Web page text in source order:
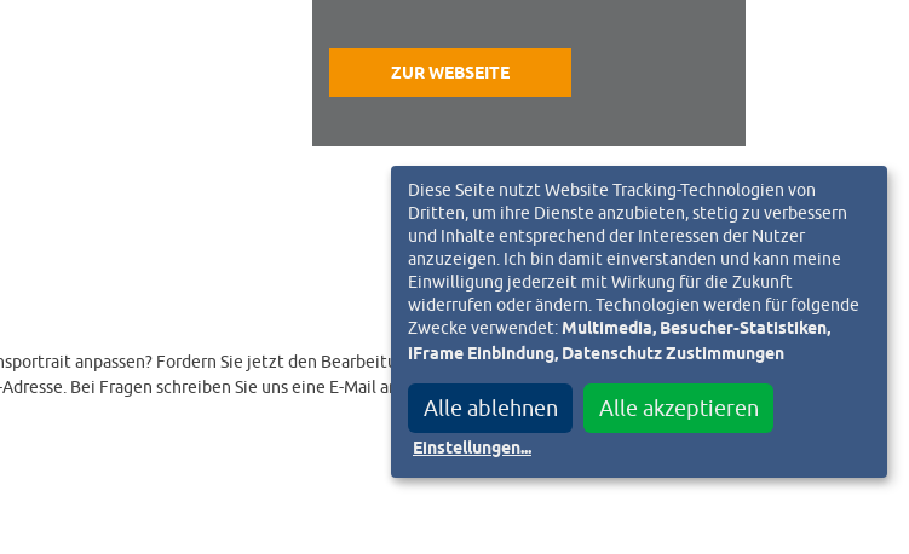
ZUR WEBSEITE
anpassen? Fordern Sie jetzt den Bearbeitungslink an.
Bei Fragen schreiben Sie uns eine E-Mail an
Diese Seite nutzt Website Tracking-Technologien von
Dritten, um ihre Dienste anzubieten, stetig zu verbessern
und Inhalte entsprechend der Interessen der Nutzer
anzuzeigen. Ich bin damit einverstanden und kann meine
Einwilligung jederzeit mit Wirkung für die Zukunft
widerrufen oder ändern. Technologien werden für folgende
Zwecke verwendet:Multimedia, Besucher-Statistiken,
iFrame Einbindung, Datenschutz Zustimmungen
Alle ablehnen Alle akzeptieren
Einstellungen...